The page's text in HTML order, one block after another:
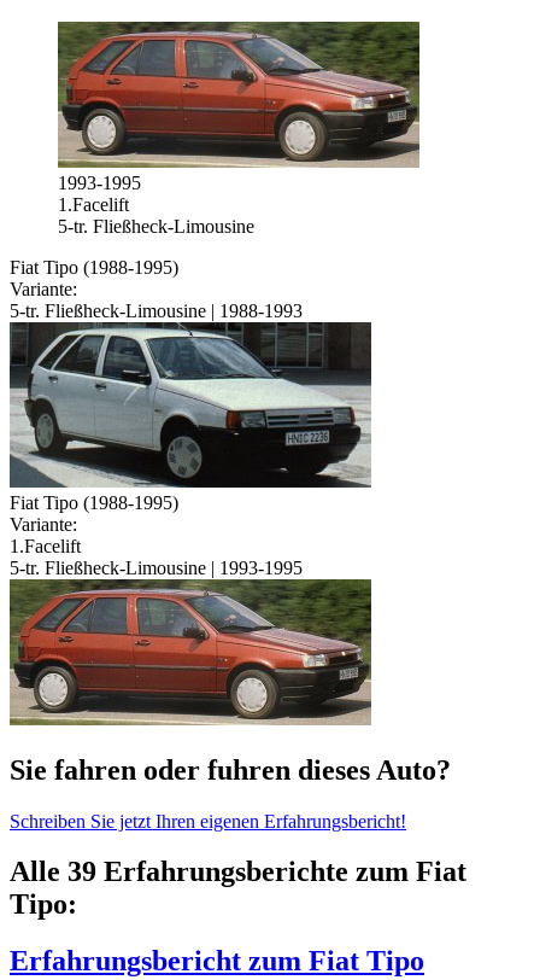
1993-1995
1.Facelift
5-tr. Fließheck-Limousine
Fiat Tipo (1988-1995)
Variante:
5-tr. Fließheck-Limousine | 1988-1993
Fiat Tipo (1988-1995)
Variante:
1.Facelift
5-tr. Fließheck-Limousine | 1993-1995
Sie fahren oder fuhren dieses Auto?
Schreiben Sie jetzt Ihren eigenen Erfahrungsbericht!
Alle 39 Erfahrungsberichte zum Fiat
Tipo:
Erfahrungsbericht zum Fiat Tipo